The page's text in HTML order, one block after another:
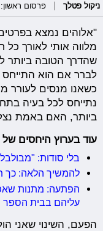
ניקול פטלך פרסום ראשון: 29/10/2020, 15:00
"אלוהים נמצא
מלווה אותי לאורך כל
שהדרך הטובה ביותר
לברר אם הוא התייחס
כשאנו מנסים לעורר
נתייחס לכל בעיה
ביותר, האם באמת
עוד בערוץ היחסים של
בלי סודות:
להמשיך הלאה: כך
הפתעה: מתנות
עליהם בבית הספר
הפעם, השינוי שאני